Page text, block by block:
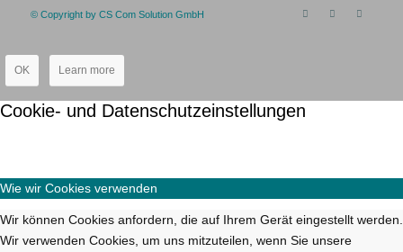
© Copyright by CS Com Solution GmbH
OK Learn more
Cookie- und Datenschutzeinstellungen
Wie wir Cookies verwenden
Wir können Cookies anfordern, die auf Ihrem Gerät eingestellt werden.
Wir verwenden Cookies, um uns mitzuteilen, wenn Sie unsere